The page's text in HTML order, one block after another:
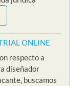
ONLINE
respecto a
diseñador
buscamos